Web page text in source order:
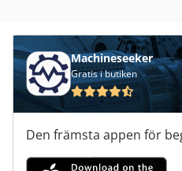
Machineseeker
Gratis i butiken
Den främsta appen för